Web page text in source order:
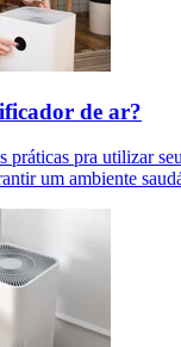
de ar?
práticas pra utilizar
um ambiente